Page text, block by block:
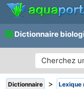
Dictionnaire
Dictionnaire > Lexique